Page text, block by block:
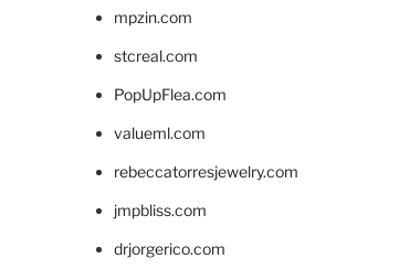
mpzin.com
stcreal.com
PopUpFlea.com
valueml.com
rebeccatorresjewelry.com
jmpbliss.com
drjorgerico.com